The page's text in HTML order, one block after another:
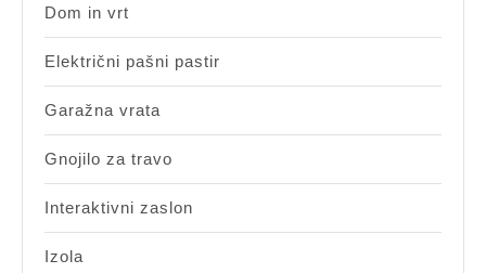
Dom in vrt
Električni pašni pastir
Garažna vrata
Gnojilo za travo
Interaktivni zaslon
Izola